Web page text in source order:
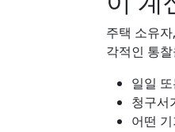
주택 소유
각적인 통
일일
청구서
어떤